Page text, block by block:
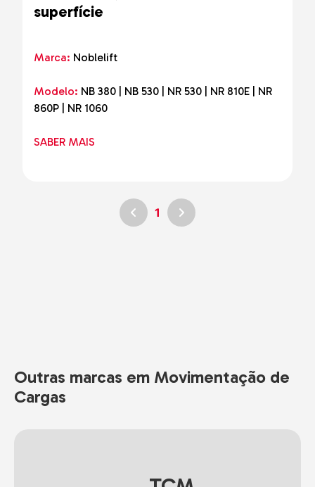
superfície
Marca: Noblelift
Modelo: NB 380 | NB 530 | NR 530 | NR 810E | NR
860P | NR 1060
SABER MAIS
1
Outras marcas em Movimentação de
Cargas